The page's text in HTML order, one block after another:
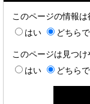
このページの情報
はい
どちら
このページは見つ
はい
どちら